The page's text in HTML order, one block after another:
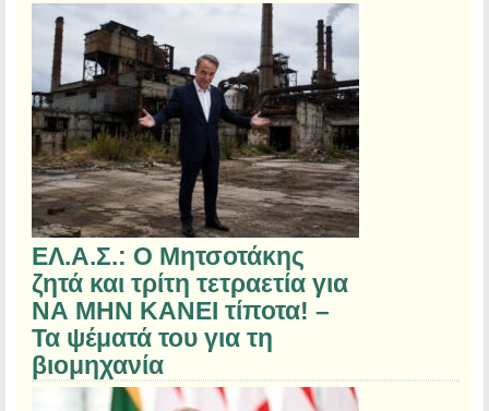
ΕΛ.Α.Σ.: Ο Μητσοτάκης
ζητά και τρίτη τετραετία για
ΝΑ ΜΗΝ ΚΑΝΕΙ τίποτα! –
Τα ψέματά του για τη
βιομηχανία